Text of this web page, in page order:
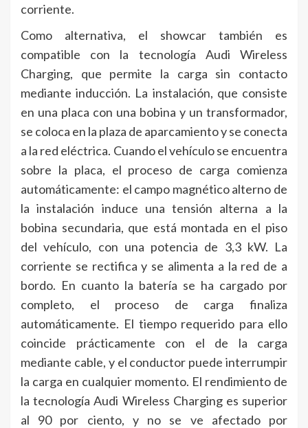
corriente.
Como alternativa, el showcar también es
compatible con la tecnología Audi Wireless
Charging, que permite la carga sin contacto
mediante inducción. La instalación, que consiste
en una placa con una bobina y un transformador,
se coloca en la plaza de aparcamiento y se conecta
a la red eléctrica. Cuando el vehículo se encuentra
sobre la placa, el proceso de carga comienza
automáticamente: el campo magnético alterno de
la instalación induce una tensión alterna a la
bobina secundaria, que está montada en el piso
del vehículo, con una potencia de 3,3 kW. La
corriente se rectifica y se alimenta a la red de a
bordo. En cuanto la batería se ha cargado por
completo, el proceso de carga finaliza
automáticamente. El tiempo requerido para ello
coincide prácticamente con el de la carga
mediante cable, y el conductor puede interrumpir
la carga en cualquier momento. El rendimiento de
la tecnología Audi Wireless Charging es superior
al 90 por ciento, y no se ve afectado por